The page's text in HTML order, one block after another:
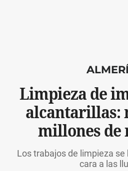
Limpieza de
alcantarillas:
millones de
Los trabajos de limpieza
cara a las